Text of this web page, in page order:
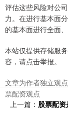
评估这些风险对公
力。在进行基本面
的基本面进行全面
本站仅提供存储服
容，请点击举报。
文章为作者独立观
票配资观点
上一篇： 股票配